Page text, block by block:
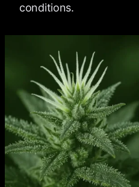
conditions.